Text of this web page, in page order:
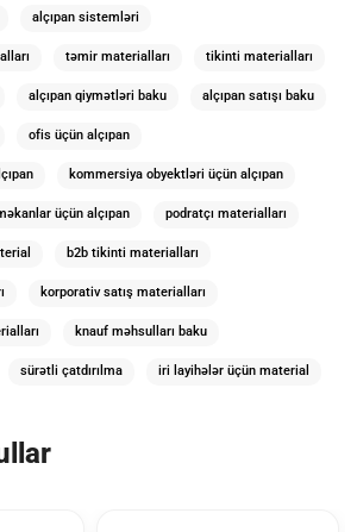
alçıpan sistemləri
təmir materialları tikinti materialları
alçıpan qiymətləri baku alçıpan satışı baku
ofis üçün alçıpan
kommersiya obyektləri üçün alçıpan
üçün alçıpan podratçı materialları
b2b tikinti materialları
korporativ satış materialları
knauf məhsulları baku
sürətli çatdırılma iri layihələr üçün material